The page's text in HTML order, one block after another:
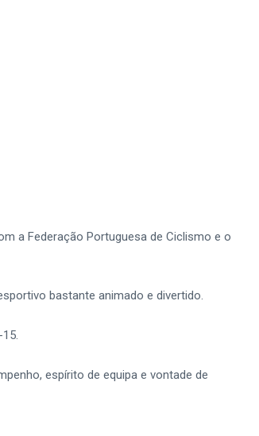
a Federação Portuguesa de Ciclismo e o
bastante animado e divertido.
espírito de equipa e vontade de